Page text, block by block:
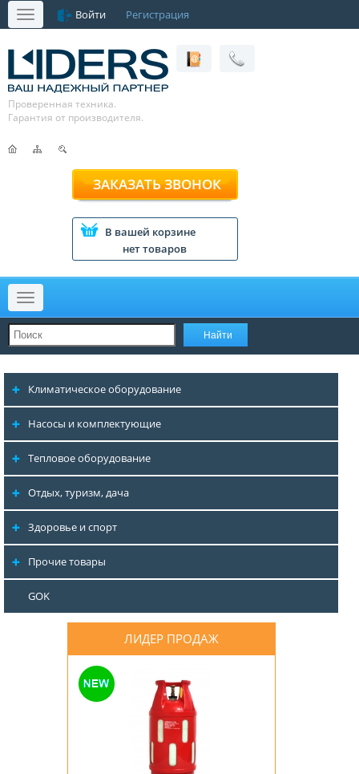
Меню Войти Регистрация
Проверенная техника.
Гарантия от производителя.
ЗАКАЗАТЬ ЗВОНОК
В вашей корзине
нет товаров
Меню
Климатическое оборудование
Насосы и комплектующие
Тепловое оборудование
Отдых, туризм, дача
Здоровье и спорт
Прочие товары
GOK
ЛИДЕР ПРОДАЖ